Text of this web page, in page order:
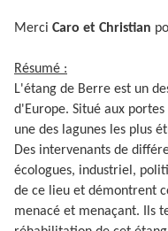
Merci Caro et Christian
Résumé :
L'étang de Berre est un
d'Europe. Situé aux
une des lagunes les plus
Des intervenants de
écologues, industriel,
de ce lieu et démontrent
menacé et menaçant. Ils